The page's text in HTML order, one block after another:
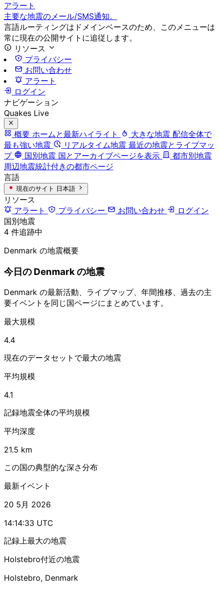
アラート
主要な地震のメール/SMS通知。
言語ルーティングはドメインベースのため、このメニューは
常に現在の公開サイトに追従します。
リソース
プライバシー
お問い合わせ
アラート
ログイン
ナビゲーション
Quakes Live
概要 ホームと最新ハイライト 大きな地震 配信全体で
最も強い地震
リアルタイム地震 最近の地震とライブマッ
プ
国別地震 国とアーカイブページを表示
都市別地震
周辺地震統計付きの都市ページ
言語
現在のサイト 日本語
リソース
アラート
プライバシー お問い合わせ
ログイン
国別地震
4 件追跡中
Denmark の地震概要
今日の Denmark の地震
Denmark の最新活動、ライブマップ、年間推移、過去の主
要イベントを同じ国ページにまとめています。
最大規模
4.4
現在のデータセットで最大の地震
平均規模
4.1
記録地震全体の平均規模
平均深度
21.5 km
この国の典型的な深さ分布
最新イベント
20 5月 2026
14:14:33 UTC
記録上最大の地震
Holstebro付近の地震
Holstebro, Denmark